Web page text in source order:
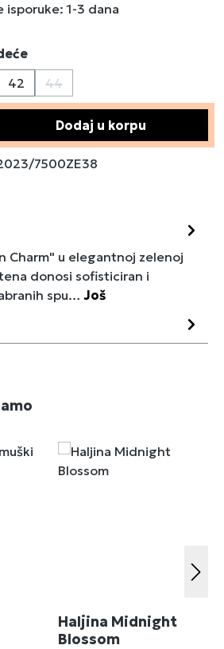
isporuke: 1-3 dana
nije dostupna.)
42 44
(Ova opcija trenutno nije
Unesite željenu
Dodaj u korpu
7500ZE38
Charm" u elegantnoj zelenoj
donosi sofisticiran i
spu…Još
Haljina Midnight
Blossom